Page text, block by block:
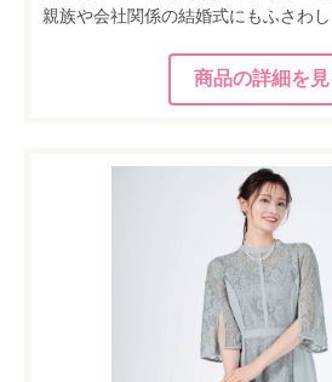
親族や会社関係の結婚式にもふさわし